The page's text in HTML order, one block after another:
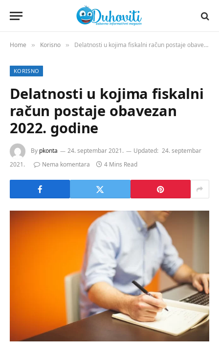
Home » Korisno » Delatnosti u kojima fiskalni račun postaje obavezan 2022. godine
KORISNO
Delatnosti u kojima fiskalni
račun postaje obavezan
2022. godine
By pkonta 24. septembar 2021. Updated: 24. septembar
2021.
Nema komentara 4 Mins Read